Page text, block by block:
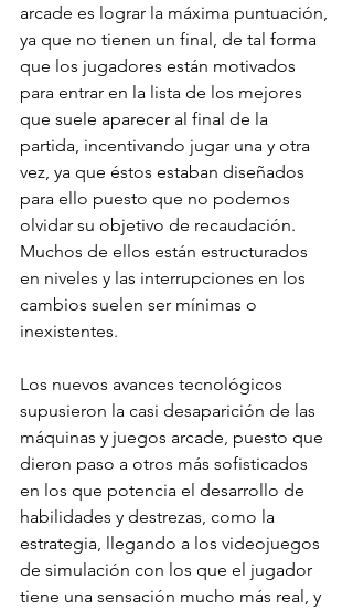
arcade es lograr la máxima puntuación,
ya que no tienen un final, de tal forma
que los jugadores están motivados
para entrar en la lista de los mejores
que suele aparecer al final de la
partida, incentivando jugar una y otra
vez, ya que éstos estaban diseñados
para ello puesto que no podemos
olvidar su objetivo de recaudación.
Muchos de ellos están estructurados
en niveles y las interrupciones en los
cambios suelen ser mínimas o
inexistentes.
Los nuevos avances tecnológicos
supusieron la casi desaparición de las
máquinas y juegos arcade, puesto que
dieron paso a otros más sofisticados
en los que potencia el desarrollo de
habilidades y destrezas, como la
estrategia, llegando a los videojuegos
de simulación con los que el jugador
tiene una sensación mucho más real, y